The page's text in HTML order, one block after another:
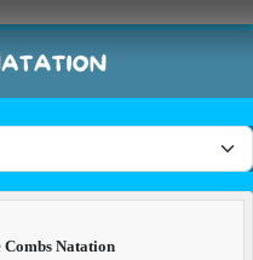
Combs Natation